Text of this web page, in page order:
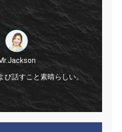
び話すこと素晴らしい。